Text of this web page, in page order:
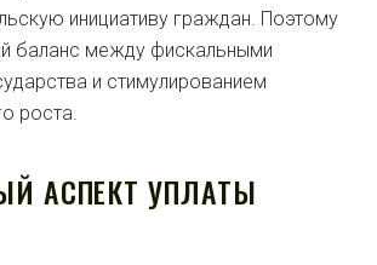
инициативу граждан. Поэтому
баланс между фискальными
и стимулированием
роста.
АСПЕКТ УПЛАТЫ